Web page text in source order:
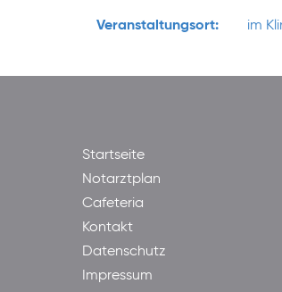
Veranstaltungsort: im
Startseite
Notarztplan
Cafeteria
Kontakt
Datenschutz
Impressum